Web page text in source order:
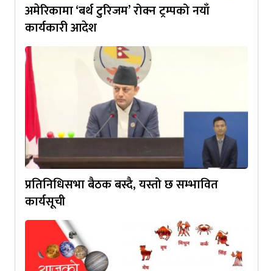
अमेरिकामा ‘बर्थ टुरिजम’ रोक्न ट्रम्पको नयाँ
कार्यकारी आदेश
प्रतिनिधिसभा बैठक बस्दै, यस्तो छ सम्भावित
कार्यसूची